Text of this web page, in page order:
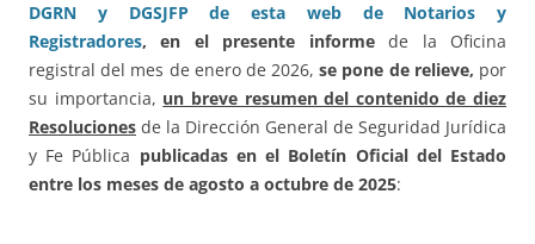
DGRN y DGSJFP de esta web de Notarios y
Registradores, en el presente informede la Oficina
registral del mes de enero de 2026,se pone de relieve, por
su importancia, un breve resumen del contenido de diez
Resoluciones de la Dirección General de Seguridad Jurídica
y Fe Pública publicadas en el Boletín Oficial del Estado
entre los meses de agosto a octubre de 2025: